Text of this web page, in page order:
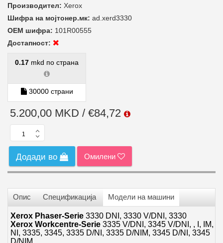
Производител: Xerox
Шифра на мојтонер.мк: ad.xerd3330
ОЕМ шифра: 101R00555
Достапност:
0.17 mkd по страна
30000 страни
5.200,00 MKD / €84,72
Додади во Омилени
Опис Спецификација Модели на машини
Xerox Phaser-Serie 3330 DNI, 3330 V/DNI, 3330
Xerox Workcentre-Serie 3335 V/DNI, 3345 V/DNI, , I, IM,
NI, 3335, 3345, 3335 D/NI, 3335 D/NIM, 3345 D/NI, 3345
D/NIM